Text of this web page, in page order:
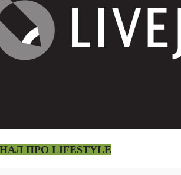
ПРО LIFESTYLE